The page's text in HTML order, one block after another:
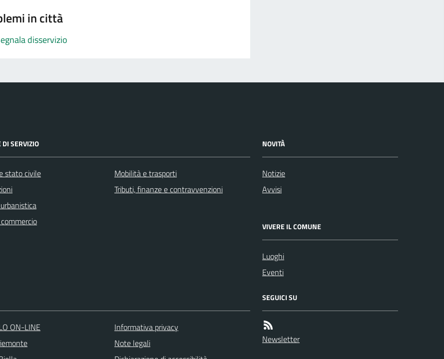
in città
disservizio
DI SERVIZIO
stato civile
Mobilità e trasporti
Tributi, finanze e contravvenzioni
NOVITÀ
Notizie
Avvisi
VIVERE IL COMUNE
Luoghi
Eventi
ON-LINE
Informativa privacy
Note legali
SEGUICI SU
Newsletter